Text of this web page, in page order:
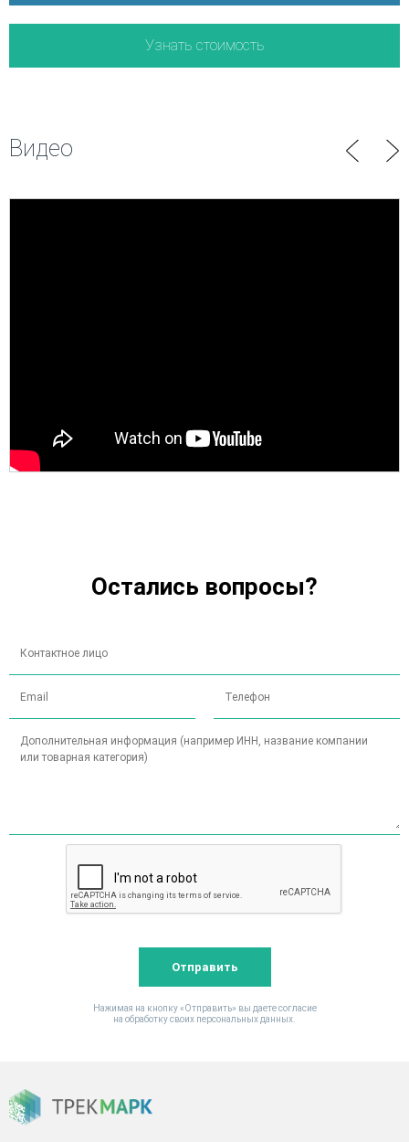
Узнать стоимость
Видео
Остались вопросы?
Отправить
Нажимая на кнопку «Отправить» вы даете согласие
на обработку своих персональных данных.